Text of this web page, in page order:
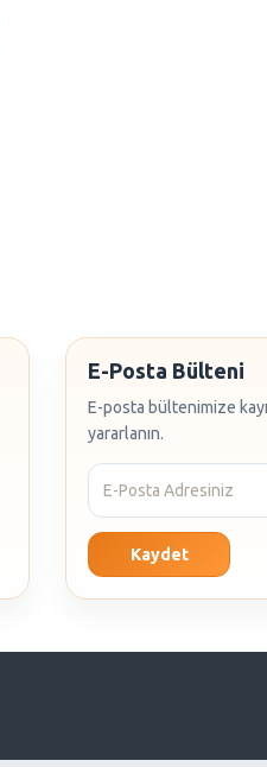
E-Posta Bülteni
E-posta bültenimize
yararlanın.
Kaydet